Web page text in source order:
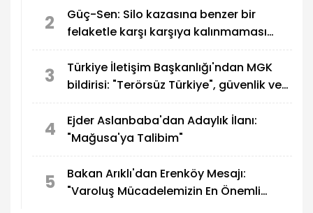
2
Güç-Sen: Silo kazasına benzer bir
felaketle karşı karşıya kalınmaması
3
Türkiye İletişim Başkanlığı'ndan MGK
bildirisi: "Terörsüz Türkiye", güvenlik ve
4
Ejder Aslanbaba'dan Adaylık İlanı:
"Mağusa'ya Talibim"
5
Bakan Arıklı'dan Erenköy Mesajı:
"Varoluş Mücadelemizin En Önemli